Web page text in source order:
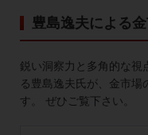
豊島逸夫による
鋭い洞察力と多角的な視
る豊島逸夫氏が、金市場
す。 ぜひご覧下さい。